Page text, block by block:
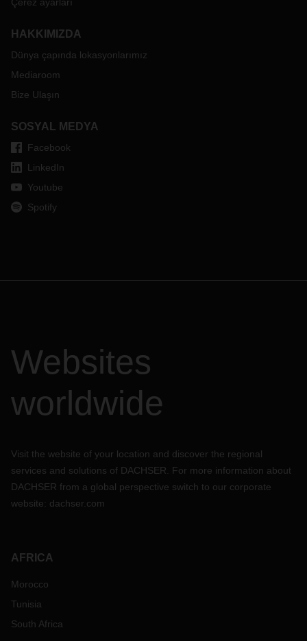
HAKKIMIZDA
Dünya çapında lokasyonlarımız
Mediaroom
Bize Ulaşın
SOSYAL MEDYA
Facebook
LinkedIn
Youtube
Spotify
Websites
worldwide
Visit the website of your location and discover the regional
services and solutions of DACHSER. For more information about
DACHSER from a global perspective switch to our corporate
website: dachser.com
AFRICA
Morocco
Tunisia
South Africa